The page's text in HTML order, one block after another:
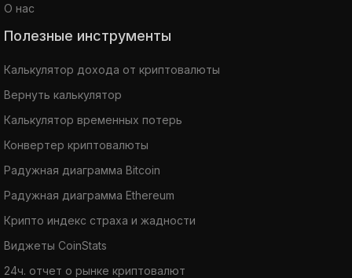
О нас
Полезные инструменты
Калькулятор дохода от криптовалюты
Вернуть калькулятор
Калькулятор временных потерь
Конвертер криптовалюты
Радужная диаграмма Bitcoin
Радужная диаграмма Ethereum
Крипто индекс страха и жадности
Виджеты CoinStats
24ч. отчет о рынке криптовалют